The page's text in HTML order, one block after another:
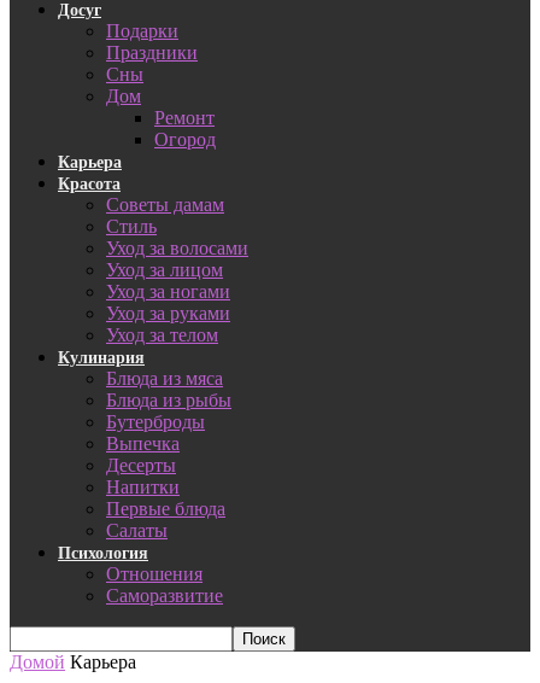
Досуг
Подарки
Праздники
Сны
Дом
Ремонт
Огород
Карьера
Красота
Советы дамам
Стиль
Уход за волосами
Уход за лицом
Уход за ногами
Уход за руками
Уход за телом
Кулинария
Блюда из мяса
Блюда из рыбы
Бутерброды
Выпечка
Десерты
Напитки
Первые блюда
Салаты
Психология
Отношения
Саморазвитие
Домой Карьера